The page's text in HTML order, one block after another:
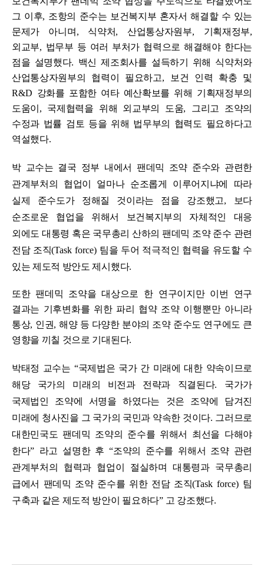
그 이후, 조항의 준수는 보건복지부 혼자서 해결할 수 있는
문제가 아니며 , 식약처,산업통상자원부, 기획재정부,
외교부, 법무부 등 여러 부처가 협력으로 해결해야 한다는
점을 설명했다. 백신 제조회사를 설득하기 위해 식약처와
산업통상자원부의 협력이 필요하고,
보건 인력 확충 및
R&D 강화를 포함한 여타 예산확보를 위해 기획재정부의
도움이 , 국제협력을 위해 외교부의 도움,
그리고 조약의
수정과 법률 검토 등을 위해 법무부의 협력도 필요하다고
역설했다.
박 교수는 결국 정부 내에서 팬데믹 조약 준수와 관련한
관계부처의 협업이 얼마나 순조롭게 이루어지냐에 따라
실제 준수도가 정해질 것이라는 점을 강조했고,
보다
순조로운 협업을 위해서 보건복지부의 자체적인 대응
외에도 대통령 혹은 국무총리 산하의 팬데믹 조약 준수 관련
전담 조직(Task force) 팀을 두어 적극적인 협력을 유도할 수
있는 제도적 방안도 제시했다.
또한 팬데믹 조약을 대상으로 한 연구이지만 이번 연구
결과는 기후변화를 위한 파리 협약 조약 이행뿐만 아니라
통상, 인권, 해양 등 다양한 분야의 조약 준수도 연구에도 큰
영향을 끼칠 것으로 기대된다.
박태정 교수는 “국제법은 국가 간 미래에 대한 약속이므로
해당 국가의 미래의 비전과 전략과 직결된다. 국가가
국제법인 조약에 서명을 하였다는 것은 조약에 담겨진
미래에 청사진을 그 국가의 국민과 약속한 것이다. 그러므로
대한민국도 팬데믹 조약의 준수를 위해서 최선을 다해야
한다” 라고 설명한 후 “조약의 준수를 위해서 조약 관련
관계부처의 협력과 협업이 절실하며 대통령과 국무총리
급에서 팬데믹 조약 준수를 위한 전담 조직(Task force) 팀
구축과 같은 제도적 방안이 필요하다” 고 강조했다.